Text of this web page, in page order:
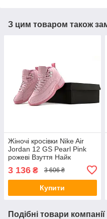
З цим товаром також
Жіночі кросівки Nike Air
Jordan 12 GS Pearl Pink
рожеві Взуття Найк
Джордан шкіра текстиль
демісезон для дівчат
3 136 ₴ 3 606 ₴
Купити
Подібні товари компанії